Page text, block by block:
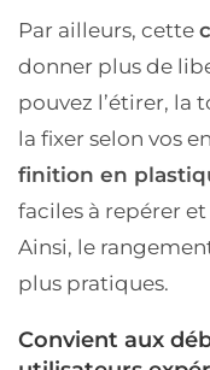
Par ailleurs, cette
donner plus de
pouvez l’étirer, la
la fixer selon vos
finition en
faciles à repérer
Ainsi, le
plus pratiques.
Convient aux